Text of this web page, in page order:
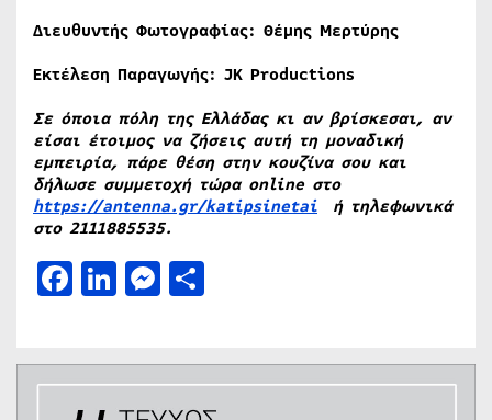
Διευθυντής Φωτογραφίας: Θέμης Μερτύρης
Εκτέλεση Παραγωγής: JK Productions
Σε όποια πόλη της Ελλάδας κι αν βρίσκεσαι, αν
είσαι έτοιμος να ζήσεις αυτή τη μοναδική
εμπειρία, πάρε θέση στην κουζίνα σου και
δήλωσε συμμετοχή τώρα online στο
https://antenna.gr/katipsinetai ή τηλεφωνικά
στο 2111885535.
Facebook
LinkedIn
Messenger